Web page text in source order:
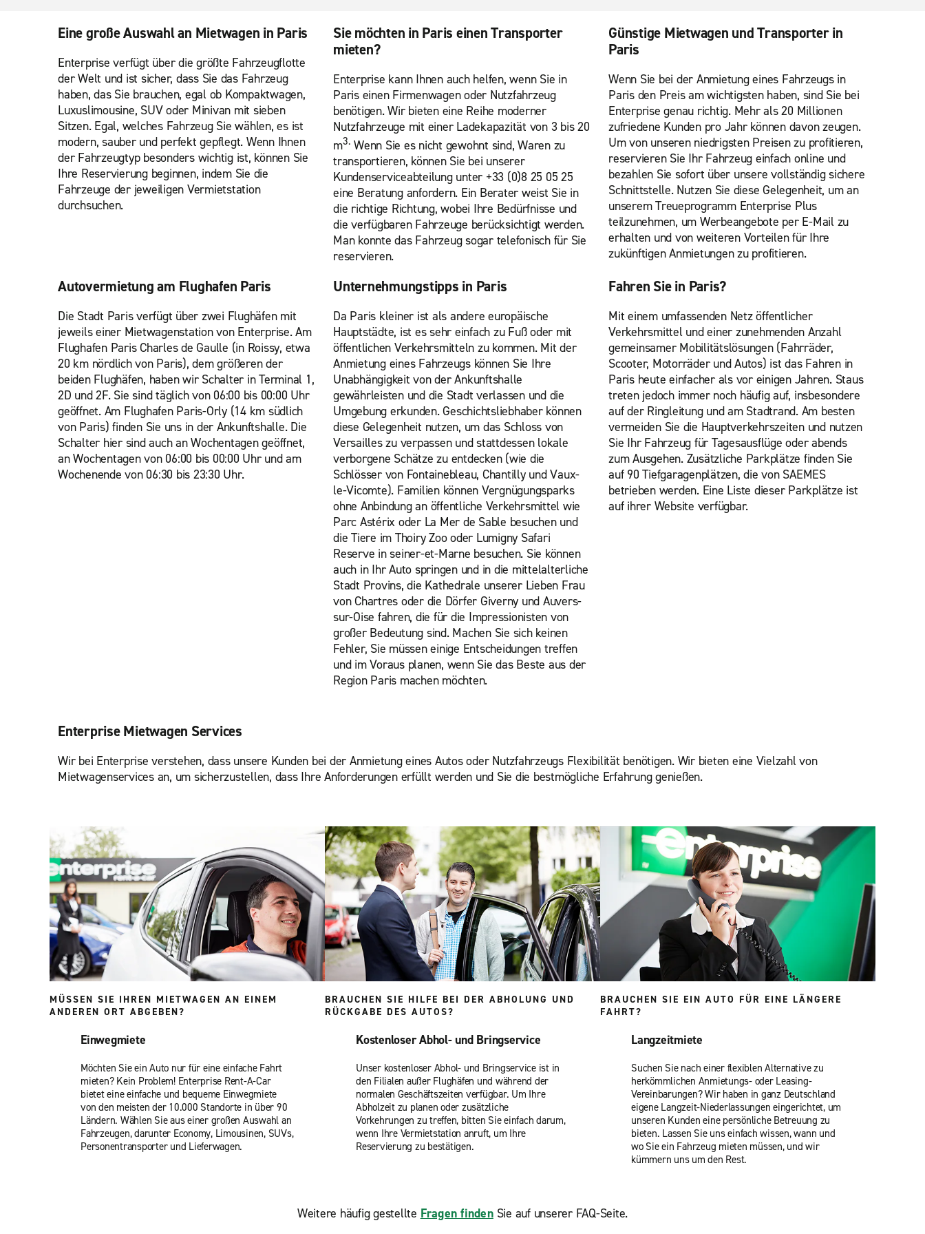
Eine große Auswahl an Mietwagen in Paris
Enterprise verfügt über die größte Fahrzeugflotte
der Welt und ist sicher, dass Sie das Fahrzeug
haben, das Sie brauchen, egal ob Kompaktwagen,
Luxuslimousine, SUV oder Minivan mit sieben
Sitzen. Egal, welches Fahrzeug Sie wählen, es ist
modern, sauber und perfekt gepflegt. Wenn Ihnen
der Fahrzeugtyp besonders wichtig ist, können Sie
Ihre Reservierung beginnen, indem Sie die
Fahrzeuge der jeweiligen Vermietstation
durchsuchen.
Sie möchten in Paris einen Transporter
mieten?
Enterprise kann Ihnen auch helfen, wenn Sie in
Paris einen Firmenwagen oder Nutzfahrzeug
benötigen. Wir bieten eine Reihe moderner
Nutzfahrzeuge mit einer Ladekapazität von 3 bis 20
m3. Wenn Sie es nicht gewohnt sind, Waren zu
transportieren, können Sie bei unserer
Kundenserviceabteilung unter +33 (0)8 25 05 25
eine Beratung anfordern. Ein Berater weist Sie in
die richtige Richtung, wobei Ihre Bedürfnisse und
die verfügbaren Fahrzeuge berücksichtigt werden.
Man konnte das Fahrzeug sogar telefonisch für Sie
reservieren.
Günstige Mietwagen und Transporter in
Paris
Wenn Sie bei der Anmietung eines Fahrzeugs in
Paris den Preis am wichtigsten haben, sind Sie bei
Enterprise genau richtig. Mehr als 20 Millionen
zufriedene Kunden pro Jahr können davon zeugen.
Um von unseren niedrigsten Preisen zu profitieren,
reservieren Sie Ihr Fahrzeug einfach online und
bezahlen Sie sofort über unsere vollständig sichere
Schnittstelle. Nutzen Sie diese Gelegenheit, um an
unserem Treueprogramm Enterprise Plus
teilzunehmen, um Werbeangebote per E-Mail zu
erhalten und von weiteren Vorteilen für Ihre
zukünftigen Anmietungen zu profitieren.
Autovermietung am Flughafen Paris
Die Stadt Paris verfügt über zwei Flughäfen mit
jeweils einer Mietwagenstation von Enterprise. Am
Flughafen Paris Charles de Gaulle (in Roissy, etwa
20 km nördlich von Paris), dem größeren der
beiden Flughäfen, haben wir Schalter in Terminal 1,
2D und 2F. Sie sind täglich von 06:00 bis 00:00 Uhr
geöffnet. Am Flughafen Paris-Orly (14 km südlich
von Paris) finden Sie uns in der Ankunftshalle. Die
Schalter hier sind auch an Wochentagen geöffnet,
an Wochentagen von 06:00 bis 00:00 Uhr und am
Wochenende von 06:30 bis 23:30 Uhr.
Unternehmungstipps in Paris
Da Paris kleiner ist als andere europäische
Hauptstädte, ist es sehr einfach zu Fuß oder mit
öffentlichen Verkehrsmitteln zu kommen. Mit der
Anmietung eines Fahrzeugs können Sie Ihre
Unabhängigkeit von der Ankunftshalle
gewährleisten und die Stadt verlassen und die
Umgebung erkunden. Geschichtsliebhaber können
diese Gelegenheit nutzen, um das Schloss von
Versailles zu verpassen und stattdessen lokale
verborgene Schätze zu entdecken (wie die
Schlösser von Fontainebleau, Chantilly und Vaux-
le-Vicomte). Familien können Vergnügungsparks
ohne Anbindung an öffentliche Verkehrsmittel wie
Parc Astérix oder La Mer de Sable besuchen und
die Tiere im Thoiry Zoo oder Lumigny Safari
Reserve in seiner-et-Marne besuchen. Sie können
auch in Ihr Auto springen und in die mittelalterliche
Stadt Provins, die Kathedrale unserer Lieben Frau
von Chartres oder die Dörfer Giverny und Auvers-
sur-Oise fahren, die für die Impressionisten von
großer Bedeutung sind. Machen Sie sich keinen
Fehler, Sie müssen einige Entscheidungen treffen
und im Voraus planen, wenn Sie das Beste aus der
Region Paris machen möchten.
Fahren Sie in Paris?
Mit einem umfassenden Netz öffentlicher
Verkehrsmittel und einer zunehmenden Anzahl
gemeinsamer Mobilitätslösungen (Fahrräder,
Scooter, Motorräder und Autos) ist das Fahren in
Paris heute einfacher als vor einigen Jahren. Staus
treten jedoch immer noch häufig auf, insbesondere
auf der Ringleitung und am Stadtrand. Am besten
vermeiden Sie die Hauptverkehrszeiten und nutzen
Sie Ihr Fahrzeug für Tagesausflüge oder abends
zum Ausgehen. Zusätzliche Parkplätze finden Sie
auf 90 Tiefgaragenplätzen, die von SAEMES
betrieben werden. Eine Liste dieser Parkplätze ist
auf ihrer Website verfügbar.
Enterprise Mietwagen Services
Wir bei Enterprise verstehen, dass unsere Kunden bei der Anmietung eines Autos oder Nutzfahrzeugs Flexibilität benötigen. Wir bieten eine Vielzahl von
Mietwagenservices an, um sicherzustellen, dass Ihre Anforderungen erfüllt werden und Sie die bestmögliche Erfahrung genießen.
MÜSSEN SIE IHREN MIETWAGEN AN EINEM
ANDEREN ORT ABGEBEN?
Einwegmiete
Möchten Sie ein Auto nur für eine einfache Fahrt
mieten? Kein Problem! Enterprise Rent-A-Car
bietet eine einfache und bequeme Einwegmiete
von den meisten der 10.000 Standorte in über 90
Ländern. Wählen Sie aus einer großen Auswahl an
Fahrzeugen, darunter Economy, Limousinen, SUVs,
Personentransporter und Lieferwagen.
BRAUCHEN SIE HILFE BEI DER ABHOLUNG UND
RÜCKGABE DES AUTOS?
Kostenloser Abhol- und Bringservice
Unser kostenloser Abhol- und Bringservice ist in
den Filialen außer Flughäfen und während der
normalen Geschäftszeiten verfügbar. Um Ihre
Abholzeit zu planen oder zusätzliche
Vorkehrungen zu treffen, bitten Sie einfach darum,
wenn Ihre Vermietstation anruft, um Ihre
Reservierung zu bestätigen.
BRAUCHEN SIE EIN AUTO FÜR EINE LÄNGERE
FAHRT?
Langzeitmiete
Suchen Sie nach einer flexiblen Alternative zu
herkömmlichen Anmietungs- oder Leasing-
Vereinbarungen? Wir haben in ganz Deutschland
eigene Langzeit-Niederlassungen eingerichtet, um
unseren Kunden eine persönliche Betreuung zu
bieten. Lassen Sie uns einfach wissen, wann und
wo Sie ein Fahrzeug mieten müssen, und wir
kümmern uns um den Rest.
Weitere häufig gestellte Fragen findenSie auf unserer FAQ-Seite.